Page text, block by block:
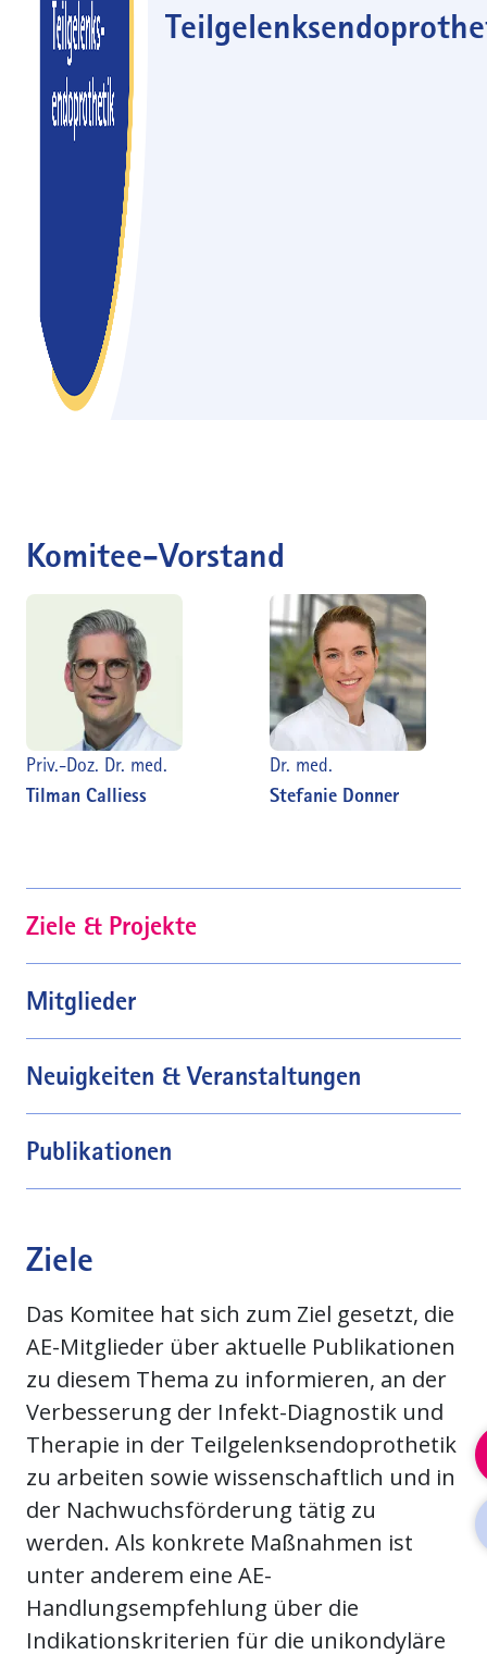
Komitee-Vorstand
Priv.-Doz. Dr. med.
Tilman Calliess
Dr. med.
Stefanie Donner
Ziele & Projekte
Mitglieder
Neuigkeiten & Veranstaltungen
Publikationen
Ziele
Das Komitee hat sich zum Ziel gesetzt, die
AE-Mitglieder über aktuelle Publikationen
zu diesem Thema zu informieren, an der
Verbesserung der Infekt-Diagnostik und
Therapie in der Teilgelenksendoprothetik
zu arbeiten sowie wissenschaftlich und in
der Nachwuchsförderung tätig zu
werden. Als konkrete Maßnahmen ist
unter anderem eine AE-
Handlungsempfehlung über die
Indikationskriterien für die unikondyläre